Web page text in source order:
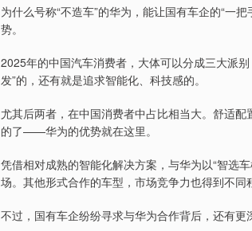
为什么号称“不造车”的华为，能让国有车企的“一
势。
2025年的中国汽车消费者，大体可以分成三大派
发”的，还有就是追求智能化、科技感的。
尤其后两者，在中国消费者中占比相当大。舒适
的了——华为的优势就在这里。
凭借相对成熟的智能化解决方案，与华为以“智选
场。其他形式合作的车型，市场竞争力也得到不同
不过，国有车企纷纷寻求与华为合作背后，还有更